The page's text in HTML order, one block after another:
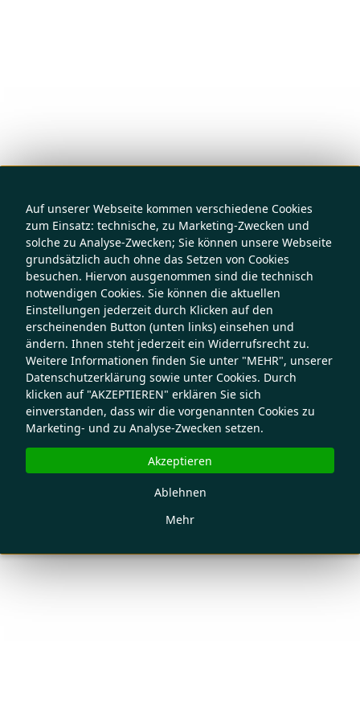
Auf unserer Webseite kommen verschiedene Cookies
zum Einsatz: technische, zu Marketing-Zwecken und
solche zu Analyse-Zwecken; Sie können unsere Webseite
grundsätzlich auch ohne das Setzen von Cookies
besuchen. Hiervon ausgenommen sind die technisch
notwendigen Cookies. Sie können die aktuellen
Einstellungen jederzeit durch Klicken auf den
erscheinenden Button (unten links) einsehen und
ändern. Ihnen steht jederzeit ein Widerrufsrecht zu.
Weitere Informationen finden Sie unter "MEHR", unserer
Datenschutzerklärung sowie unter Cookies. Durch
klicken auf "AKZEPTIEREN" erklären Sie sich
einverstanden, dass wir die vorgenannten Cookies zu
Marketing- und zu Analyse-Zwecken setzen.
Mehr
Ablehnen
Akzeptieren